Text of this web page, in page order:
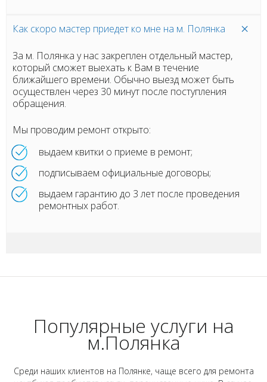
Как скоро мастер приедет ко мне на м. Полянка
За м. Полянка у нас закреплен отдельный мастер,
который сможет выехать к Вам в течение
ближайшего времени. Обычно выезд может быть
осуществлен через 30 минут после поступления
обращения.
Мы проводим ремонт открыто:
выдаем квитки о приеме в ремонт;
подписываем официальные договоры;
выдаем гарантию до 3 лет после проведения
ремонтных работ.
Популярные услуги на
м.Полянка
Среди наших клиентов на Полянке, чаще всего для ремонта